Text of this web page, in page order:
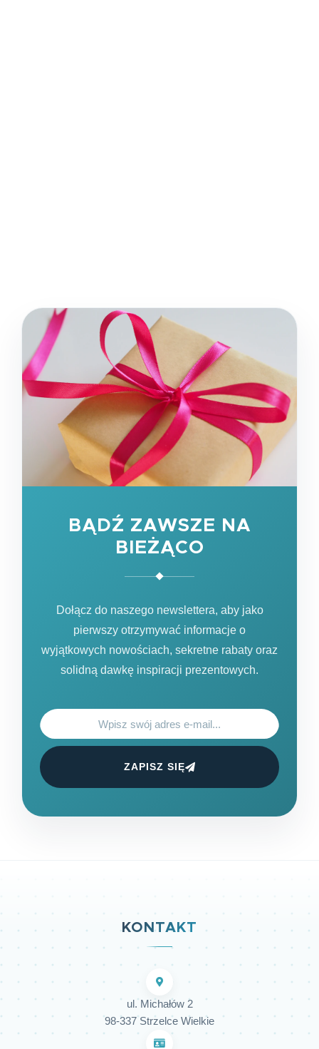
BĄDŹ ZAWSZE NA
BIEŻĄCO
Dołącz do naszego newslettera, aby jako
pierwszy otrzymywać informacje o
wyjątkowych nowościach, sekretne rabaty oraz
solidną dawkę inspiracji prezentowych.
ZAPISZ SIĘ
KONTAKT
ul. Michałów 2
98-337 Strzelce Wielkie